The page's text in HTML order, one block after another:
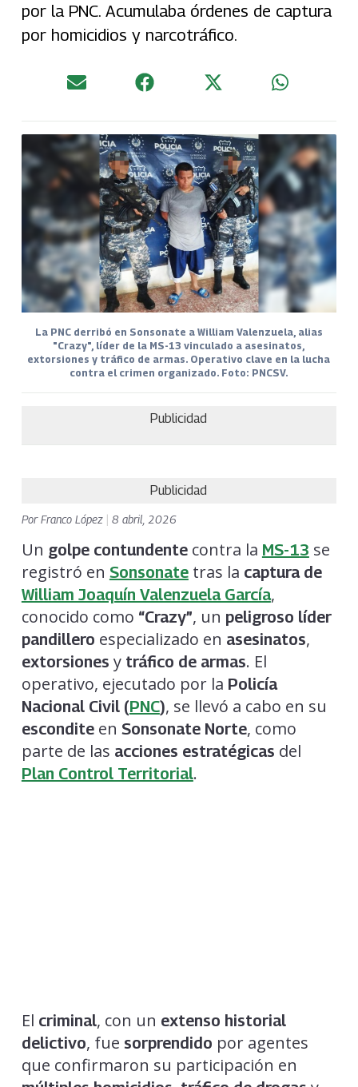
por la PNC. Acumulaba órdenes de captura
por homicidios y narcotráfico.
La PNC derribó en Sonsonate a William Valenzuela, alias
"Crazy", líder de la MS-13 vinculado a asesinatos,
extorsiones y tráfico de armas. Operativo clave en la lucha
contra el crimen organizado. Foto: PNCSV.
Publicidad
Publicidad
PorFranco López 8 abril, 2026
Un golpe contundentecontra la MS-13 se
registró en Sonsonatetras la captura de
William Joaquín Valenzuela García,
conocido como “Crazy”, un peligroso líder
pandillero especializado en asesinatos,
extorsiones y tráfico de armas. El
operativo, ejecutado por la Policía
Nacional Civil (PNC), se llevó a cabo en su
esconditeen Sonsonate Norte, como
parte de las acciones estratégicas del
Plan Control Territorial.
El criminal, con un extenso historial
delictivo, fue sorprendido por agentes
que confirmaron su participación en